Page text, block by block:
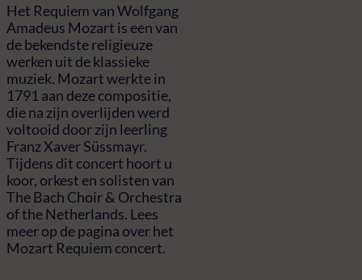
Het Requiem van Wolfgang
Amadeus Mozart is een van
de bekendste religieuze
werken uit de klassieke
muziek. Mozart werkte in
1791 aan deze compositie,
die na zijn overlijden werd
voltooid door zijn leerling
Franz Xaver Süssmayr.
Tijdens dit concert hoort u
koor, orkest en solisten van
The Bach Choir & Orchestra
of the Netherlands. Lees
meer op de pagina over het
Mozart Requiem concert.